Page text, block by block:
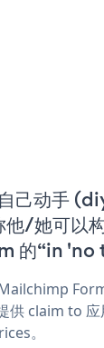
己动手
他/她可以
的“in 'no
供 claim to
。